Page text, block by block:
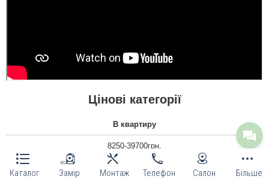
Каталог Замір Монтаж Телефон Салон Більше
Цінові категорії
В квартиру
8250-39700грн.
Вуличні